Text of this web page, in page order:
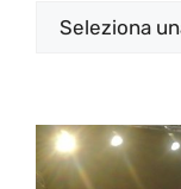
Categorie